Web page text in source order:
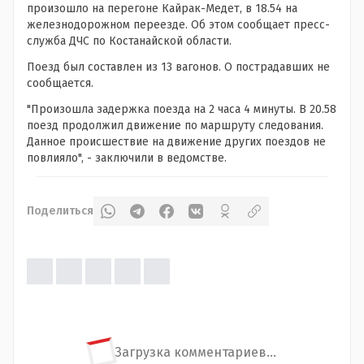
произошло на перегоне Кайрак-Медет, в 18.54 на
железнодорожном переезде. Об этом сообщает пресс-
служба ДЧС по Костанайской области.
Поезд был составлен из 13 вагонов. О пострадавших не
сообщается.
"Произошла задержка поезда на 2 часа 4 минуты. В 20.58
поезд продолжил движение по маршруту следования.
Данное происшествие на движение других поездов не
повлияло", - заключили в ведомстве.
Поделиться
Загрузка комментариев...